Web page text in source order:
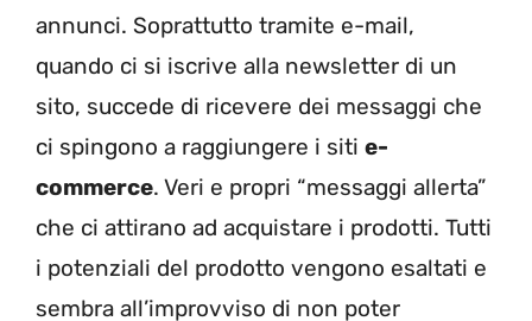
annunci. Soprattutto tramite e-mail,
quando ci si iscrive alla newsletter di un
sito, succede di ricevere dei messaggi che
ci spingono a raggiungere i siti e-
commerce. Veri e propri “messaggi allerta”
che ci attirano ad acquistare i prodotti. Tutti
i potenziali del prodotto vengono esaltati e
sembra all’improvviso di non poter